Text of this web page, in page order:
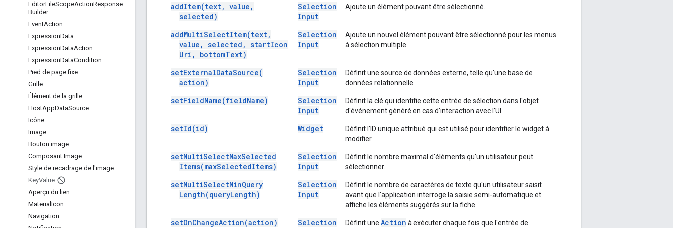
EditorFileScopeActionResponse
Builder
EventAction
ExpressionData
ExpressionDataAction
ExpressionDataCondition
Pied de page fixe
Grille
Élément de la grille
HostAppDataSource
Icône
Image
Bouton image
Composant Image
Style de recadrage de l'image
KeyValue
Aperçu du lien
Material Icon
Navigation
addItem(text, value ,
selected)
Selection
Input
Ajoute un élément pouvant être sélectionné.
addMultiSelectItem(text,
value , selected , startIcon
Uri , bottomText)
Selection
Input
Ajoute un nouvel élément pouvant être sélectionné pour les menus
à sélection multiple.
setExternalDataSource(
action)
Selection
Input
Définit une source de données externe, telle qu'une base de
données relationnelle.
setFieldName(fieldName)
Selection
Input
Définit la clé qui identifie cette entrée de sélection dans l'objet
d'événement généré en cas d'interaction avec l'UI.
setId(id) Widget
Définit l'ID unique attribué qui est utilisé pour identifier le widget à
modifier.
setMultiSelectMaxSelected
Items(maxSelectedItems)
Selection
Input
Définit le nombre maximal d'éléments qu'un utilisateur peut
sélectionner.
setMultiSelectMinQuery
Length(queryLength)
Selection
Input
Définit le nombre de caractères de texte qu'un utilisateur saisit
avant que l'application interroge la saisie semi-automatique et
affiche les éléments suggérés sur la fiche.
setOnChangeAction(action)
Selection
Définit une Action à exécuter chaque fois que l'entrée de